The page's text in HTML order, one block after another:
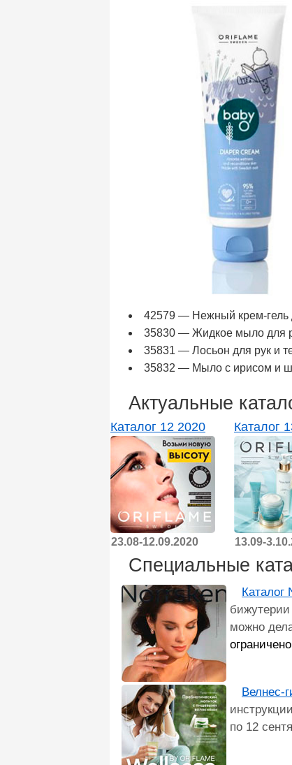
42579 — Нежный крем-гель
35830 — Жидкое мыло для
35831 — Лосьон для рук и
35832 — Мыло с ирисом и
Актуальные
Каталог 12 2020
23.08-12.09.2020
Каталог
13.09-
Специальные
Каталог
бижутерии
можно
Велнес-
по 12